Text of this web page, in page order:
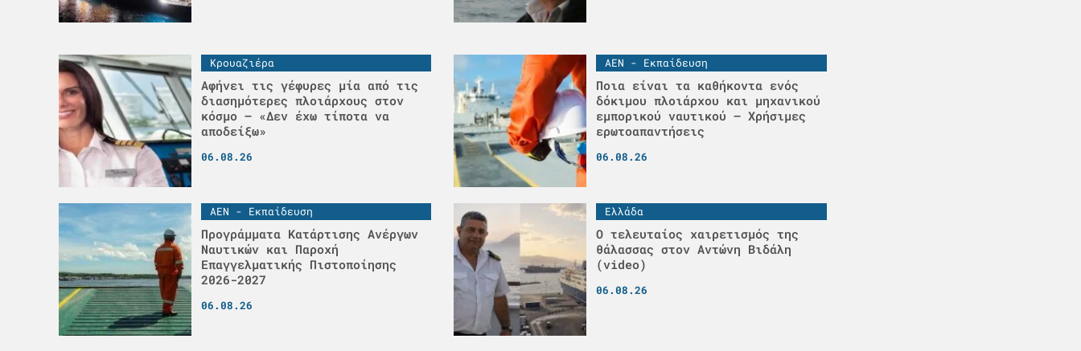
Κρουαζιέρα
Αφήνει τις γέφυρες μία από τις
διασημότερες πλοιάρχους στον
κόσμο – «Δεν έχω τίποτα να
αποδείξω»
06.08.26
ΑΕΝ - Εκπαίδευση
Ποια είναι τα καθήκοντα ενός
δόκιμου πλοιάρχου και μηχανικού
εμπορικού ναυτικού – Χρήσιμες
ερωτοαπαντήσεις
06.08.26
ΑΕΝ - Εκπαίδευση
Προγράμματα Κατάρτισης Ανέργων
Ναυτικών και Παροχή
Επαγγελματικής Πιστοποίησης
2026-2027
06.08.26
Ελλάδα
Ο τελευταίος χαιρετισμός της
θάλασσας στον Αντώνη Βιδάλη
(video)
06.08.26